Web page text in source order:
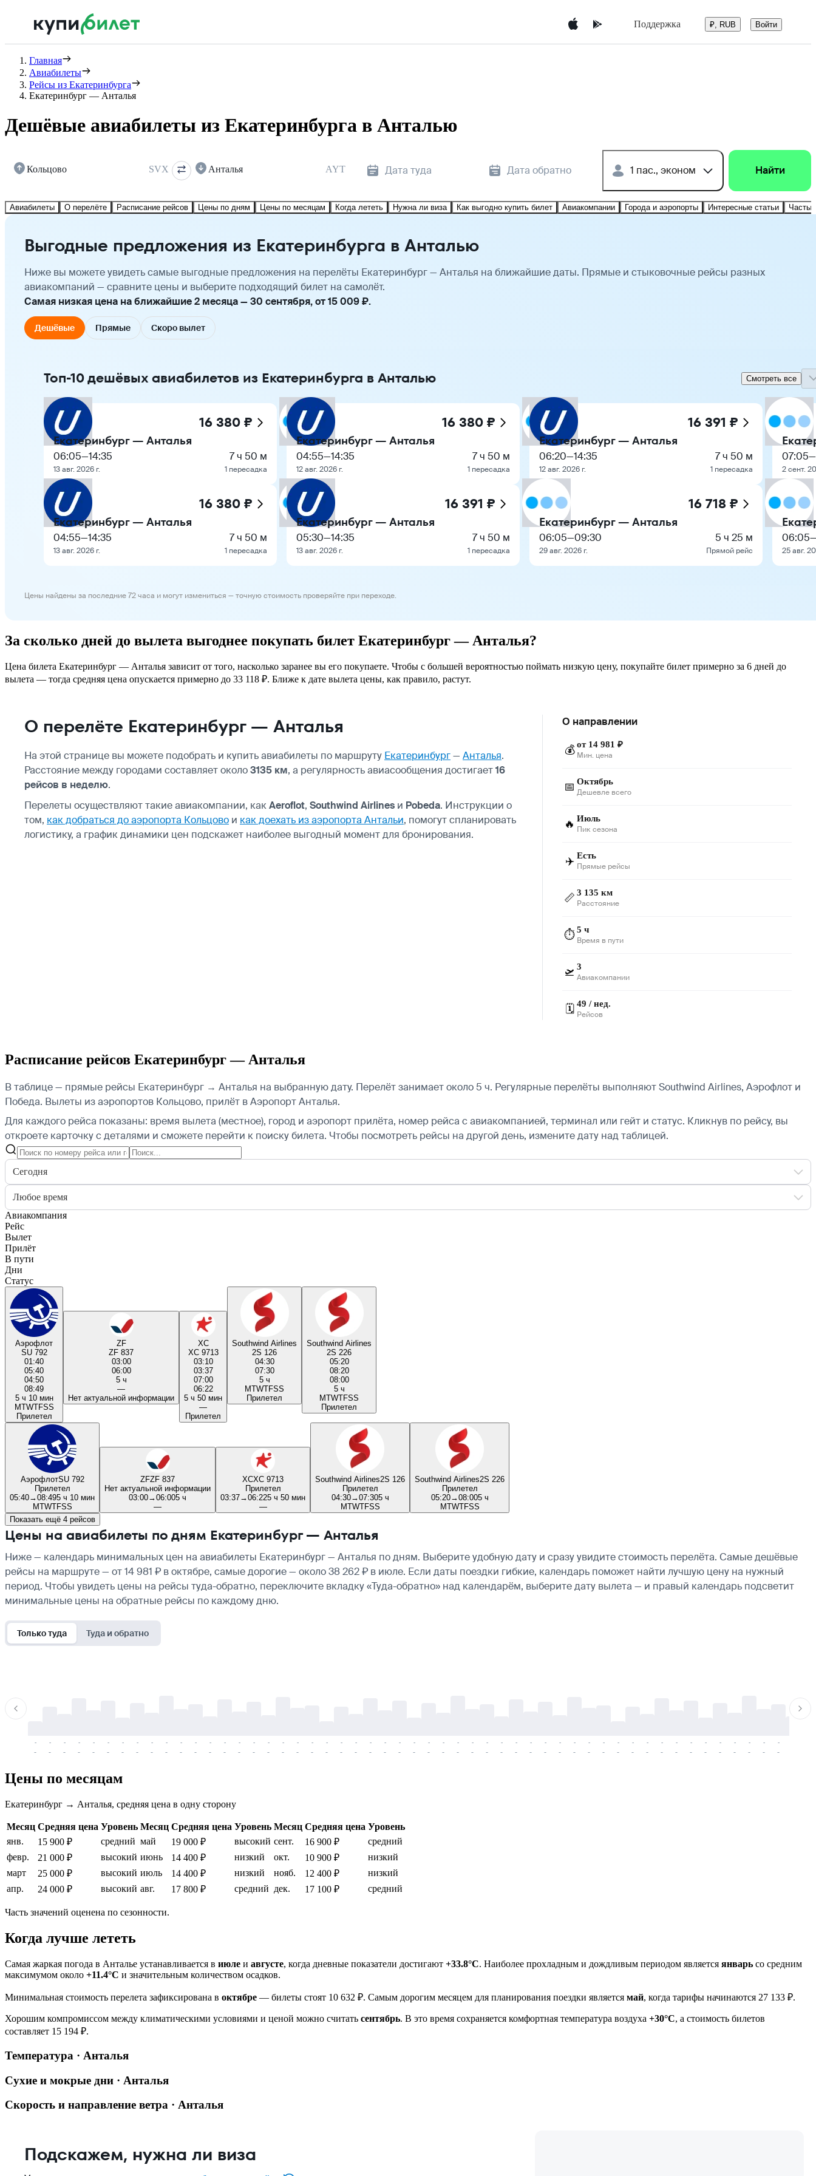
Поддержка ₽, RUB Войти
Главная
Авиабилеты
Рейсы из Екатеринбурга
Екатеринбург — Анталья
Дешёвые авиабилеты из Екатеринбурга в Анталью
Кольцово SVX Анталья AYT Дата туда Дата обратно 1 пас., эконом Найти
Авиабилеты О перелёте Расписание рейсов Цены по дням Цены по месяцам Когда лететь Нужна ли виза Как выгодно купить билет Авиакомпании Города и аэропорты Интересные статьи
Выгодные предложения из Екатеринбурга в Анталью
Ниже вы можете увидеть самые выгодные предложения на перелёты Екатеринбург — Анталья на ближайшие даты. Прямые и стыковочные рейсы разных
авиакомпаний — сравните цены и выберите подходящий билет на самолёт.
Самая низкая цена на ближайшие 2 месяца — 30 сентября, от 15 009 ₽.
Дешёвые Прямые Скоро вылет
Топ-10 дешёвых авиабилетов из Екатеринбурга в Анталью Смотреть все
16 380 ₽
Екатеринбург — Анталья
06:05—14:35
13 авг. 2026 г.
7 ч 50 м
1 пересадка
16 380 ₽
Екатеринбург — Анталья
04:55—14:35
13 авг. 2026 г.
7 ч 50 м
1 пересадка
16 380 ₽
Екатеринбург — Анталья
04:55—14:35
12 авг. 2026 г.
7 ч 50 м
1 пересадка
16 391 ₽
Екатеринбург — Анталья
05:30—14:35
13 авг. 2026 г.
7 ч 50 м
1 пересадка
16 391 ₽
Екатеринбург — Анталья
06:20—14:35
12 авг. 2026 г.
7 ч 50 м
1 пересадка
16 718 ₽
Екатеринбург — Анталья
06:05—09:30
29 авг. 2026 г.
5 ч 25 м
Прямой рейс
07:05—
2 сент.
06:05
25 авг.
Цены найдены за последние 72 часа и могут измениться — точную стоимость проверяйте при переходе.
За сколько дней до вылета выгоднее покупать билет Екатеринбург — Анталья?
Цена билета Екатеринбург — Анталья зависит от того, насколько заранее вы его покупаете. Чтобы с большей вероятностью поймать низкую цену, покупайте билет примерно за 6 дней до
вылета — тогда средняя цена опускается примерно до 33 118 ₽. Ближе к дате вылета цены, как правило, растут.
О перелёте Екатеринбург — Анталья
На этой странице вы можете подобрать и купить авиабилеты по маршруту Екатеринбург— Анталья.
Расстояние между городами составляет около3135 км, а регулярность авиасообщения достигает16
рейсов в неделю.
Перелеты осуществляют такие авиакомпании, какAeroflot, Southwind Airlines и Pobeda. Инструкции о
том, как добраться до аэропорта Кольцово и как доехать из аэропорта Антальи, помогут спланировать
логистику, а график динамики цен подскажет наиболее выгодный момент для бронирования.
О направлении
💰 от 14 981 ₽
Мин. цена
📅 Октябрь
Дешевле всего
🔥 Июль
Пик сезона
✈️ Есть
Прямые рейсы
📏 3 135 км
Расстояние
⏱️ 5 ч
Время в пути
🛫 3
Авиакомпании
🗓️ 49 / нед.
Рейсов
Расписание рейсов Екатеринбург — Анталья
В таблице — прямые рейсы Екатеринбург → Анталья на выбранную дату. Перелёт занимает около 5 ч. Регулярные перелёты выполняют Southwind Airlines, Аэрофлот и
Победа. Вылеты из аэропортов Кольцово, прилёт в Аэропорт Анталья.
Для каждого рейса показаны: время вылета (местное), город и аэропорт прилёта, номер рейса с авиакомпанией, терминал или гейт и статус. Кликнув по рейсу, вы
откроете карточку с деталями и сможете перейти к поиску билета. Чтобы посмотреть рейсы на другой день, измените дату над таблицей.
Сегодня
Любое время
Авиакомпания
Рейс
Вылет
Прилёт
В пути
Дни
Статус
Аэрофлот
SU 792
01:40
05:40
04:50
08:49
5 ч 10 мин
MTWTFSS
Прилетел
ZF
ZF 837
03:00
06:00
5 ч
—
Нет актуальной информации
XC
XC 9713
03:10
03:37
07:00
06:22
5 ч 50 мин
—
Прилетел
Southwind Airlines
2S 126
04:30
07:30
5 ч
MTWTFSS
Прилетел
Southwind Airlines
2S 226
05:20
08:20
08:00
5 ч
MTWTFSS
Прилетел
АэрофлотSU 792
Прилетел
05:40→08:495 ч 10 мин
MTWTFSS
ZFZF 837
Нет актуальной информации
03:00→06:005 ч
—
XCXC 9713
Прилетел
03:37→06:225 ч 50 мин
—
Southwind Airlines2S 126
Прилетел
04:30→07:305 ч
MTWTFSS
Southwind Airlines2S 226
Прилетел
05:20→08:005 ч
MTWTFSS
Показать ещё 4 рейсов
Цены на авиабилеты по дням Екатеринбург — Анталья
Ниже — календарь минимальных цен на авиабилеты Екатеринбург — Анталья по дням. Выберите удобную дату и сразу увидите стоимость перелёта. Самые дешёвые
рейсы на маршруте — от 14 981 ₽ в октябре, самые дорогие — около 38 262 ₽ в июле. Если даты поездки гибкие, календарь поможет найти лучшую цену на нужный
период. Чтобы увидеть цены на рейсы туда-обратно, переключите вкладку «Туда-обратно» над календарём, выберите дату вылета — и правый календарь подсветит
минимальные цены на обратные рейсы по каждому дню.
Только туда Туда и обратно
-
-
-
-
-
-
-
-
-
-
-
-
-
-
-
-
-
-
-
-
-
-
-
-
-
-
-
-
-
-
-
-
-
-
-
-
-
-
-
-
-
-
-
-
-
-
-
-
-
-
-
-
-
-
-
-
-
-
-
-
-
-
-
-
-
-
-
-
-
-
-
-
-
-
-
-
-
-
-
-
-
-
-
-
-
-
-
-
-
-
-
-
-
-
-
-
-
-
-
-
-
-
-
-
Цены по месяцам
Екатеринбург → Анталья, средняя цена в одну сторону
Месяц Средняя цена Уровень Месяц Средняя цена Уровень Месяц Средняя цена Уровень
янв.
15 900 ₽ средний май 19 000 ₽ высокий сент. 16 900 ₽
средний
февр.
21 000 ₽ высокий июнь 14 400 ₽ низкий окт. 10 900 ₽
низкий
март
25 000 ₽ высокий июль 14 400 ₽ низкий нояб. 12 400 ₽
низкий
апр.
24 000 ₽ высокий авг. 17 800 ₽ средний дек. 17 100 ₽ средний
Часть значений оценена по сезонности.
Когда лучше лететь
Самая жаркая погода в Анталье устанавливается в июле и августе, когда дневные показатели достигают +33.8°C. Наиболее прохладным и дождливым периодом является январь со средним
максимумом около +11.4°C и значительным количеством осадков.
Минимальная стоимость перелета зафиксирована в октябре — билеты стоят 10 632 ₽. Самым дорогим месяцем для планирования поездки является май, когда тарифы начинаются 27 133 ₽.
Хорошим компромиссом между климатическими условиями и ценой можно считать сентябрь. В это время сохраняется комфортная температура воздуха +30°C, а стоимость билетов
составляет 15 194 ₽.
Температура · Анталья
Сухие и мокрые дни · Анталья
Скорость и направление ветра · Анталья
Подскажем, нужна ли виза